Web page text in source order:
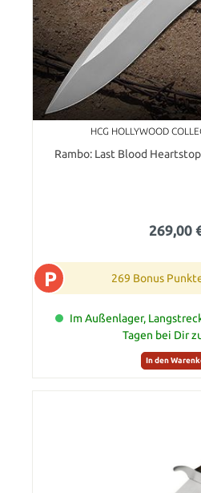
HCG HOLLYWOOD
Rambo: Last Blood
269,00
P 269 Bonus
Im Außenlager,
Tagen bei Dir
In den